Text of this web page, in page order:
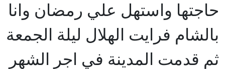
حاجتها واستهل علي رمضان وانا
بالشام فرايت الهلال ليلة الجمعة
ثم قدمت المدينة في اجر الشهر